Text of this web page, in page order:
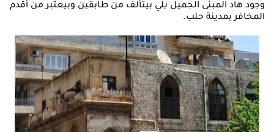
وجود هاد المبنى الجميل يلي بيتألف من طابقين وبيعتبر من أقدم
المخافر بمدينة حلب.